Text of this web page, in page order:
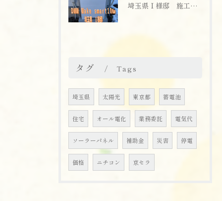
埼玉県Ｉ様邸 施工実績
タグ Tags
埼玉県 太陽光 東京都 蓄電池
住宅 オール電化 業務委託 電気代
ソーラーパネル 補助金 災害 停電
価格 ニチコン 京セラ